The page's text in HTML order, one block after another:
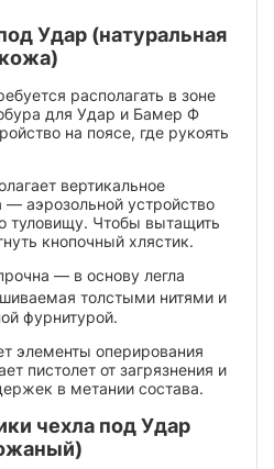
Удар (натуральная
кожа)
располагать в зоне
для Удар и Бамер Ф
на поясе, где рукоять
вертикальное
— аэрозольной устройство
туловищу. Чтобы вытащить
кнопочный хлястик.
— в основу легла
толстыми нитями и
фурнитурой.
элементы оперирования
пистолет от загрязнения и
в метании состава.
чехла под Удар